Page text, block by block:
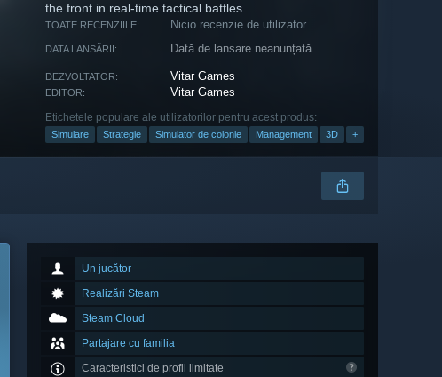
the front in real-time tactical battles.
TOATE RECENZIILE: Nicio recenzie de utilizator
DATA LANSĂRII: Dată de lansare neanunțată
DEZVOLTATOR: Vitar Games
EDITOR: Vitar Games
Etichetele populare ale utilizatorilor pentru acest produs:
Simulare Strategie Simulator de colonie Management 3D +
Un jucător
Realizări Steam
Steam Cloud
Partajare cu familia
Caracteristici de profil limitate